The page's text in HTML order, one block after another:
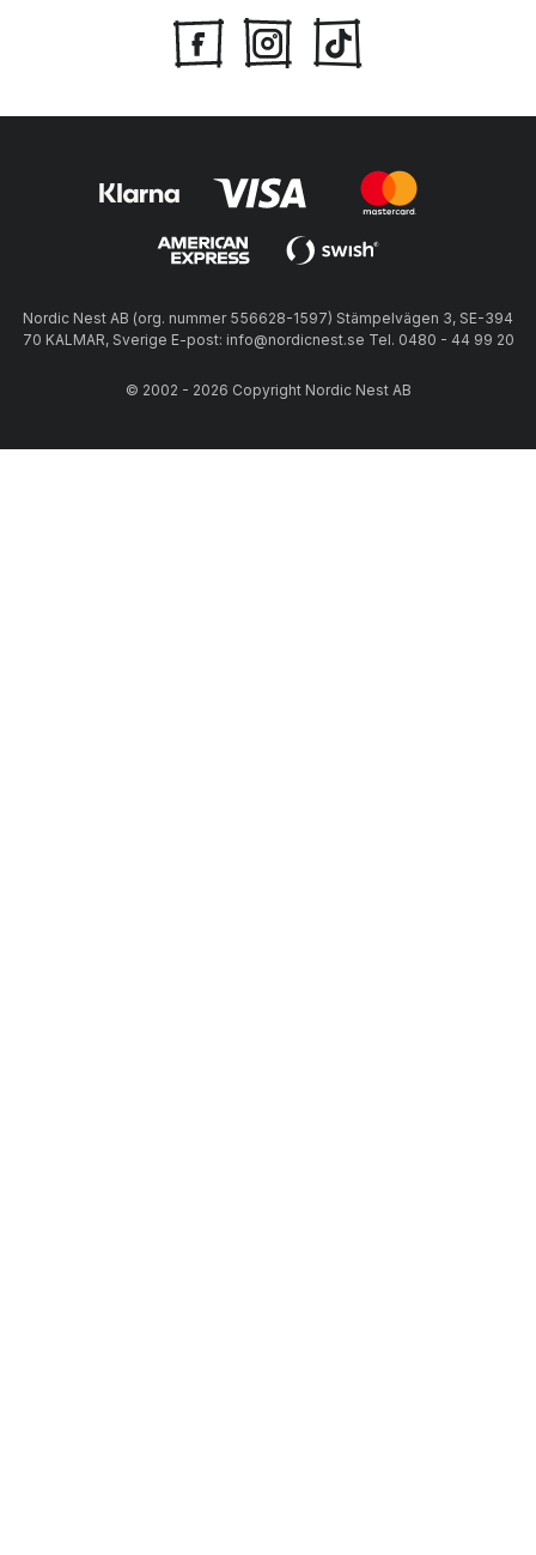
Nordic Nest AB (org. nummer 556628-1597) Stämpelvägen 3, SE-394
70 KALMAR, Sverige E-post: info@nordicnest.se Tel. 0480 - 44 99 20
© 2002 - 2026 Copyright Nordic Nest AB